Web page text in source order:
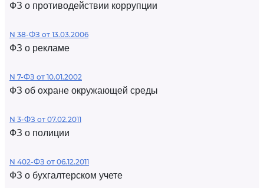
ФЗ о противодействии коррупции
N 38-ФЗ от 13.03.2006
ФЗ о рекламе
N 7-ФЗ от 10.01.2002
ФЗ об охране окружающей среды
N 3-ФЗ от 07.02.2011
ФЗ о полиции
N 402-ФЗ от 06.12.2011
ФЗ о бухгалтерском учете